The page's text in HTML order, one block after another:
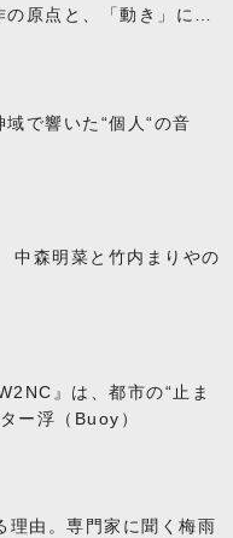
原点と、「動き」に満
で響いた“個人“の音
中森明菜と竹内まりやの
』は、都市の“止ま
ー浮（Buoy）
理由。専門家に聞く梅雨